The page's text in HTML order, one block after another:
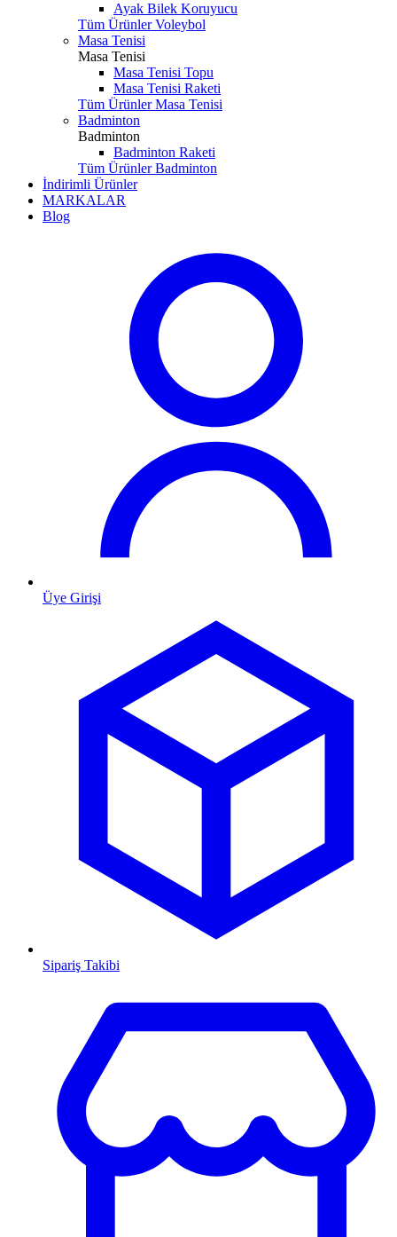
Ayak Bilek Koruyucu
Tüm Ürünler Voleybol
Masa Tenisi
Masa Tenisi
Masa Tenisi Topu
Masa Tenisi Raketi
Tüm Ürünler Masa Tenisi
Badminton
Badminton
Badminton Raketi
Tüm Ürünler Badminton
İndirimli Ürünler
MARKALAR
Blog
Üye Girişi
Sipariş Takibi